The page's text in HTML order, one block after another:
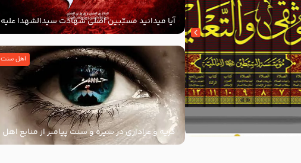
آیا میدانید مسبّبین اصلی شهادت سیدالشهدا علیه
‌السلام کیانند؟
گریه و عزاداری در سیره و سنت پیامبر از منابع اهل
سنت
اهل سنت